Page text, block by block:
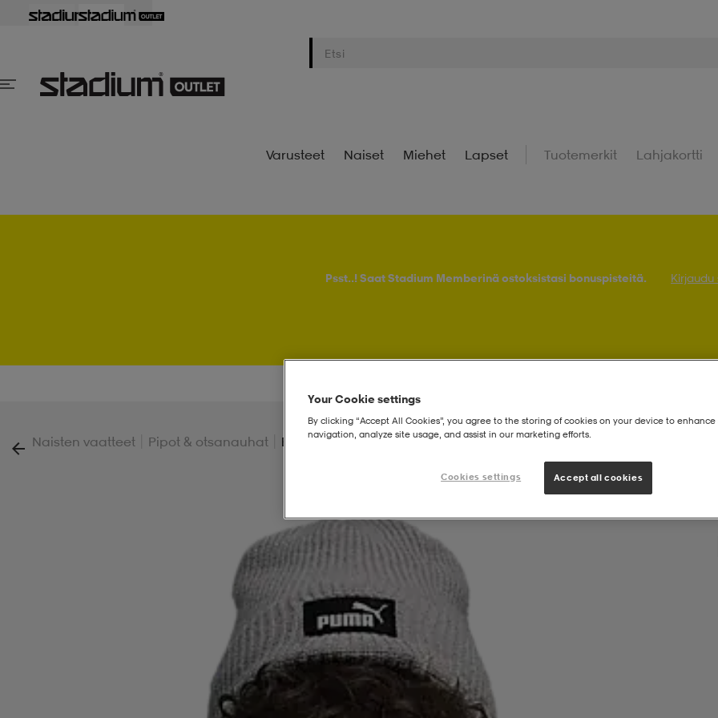
Varusteet Naiset Miehet Lapset Tuotemerkit Lahjakortti
Psst..! Saat Stadium Memberinä ostoksistasi bonuspisteitä. Kirjaudu
Naisten vaatteet Pipot & otsanauhat Ess High Crown Beanie
Your Cookie settings
By clicking “Accept All Cookies”, you agree to the storing of cookies on your device to enhance
navigation, analyze site usage, and assist in our marketing efforts.
Cookies settings Accept all cookies